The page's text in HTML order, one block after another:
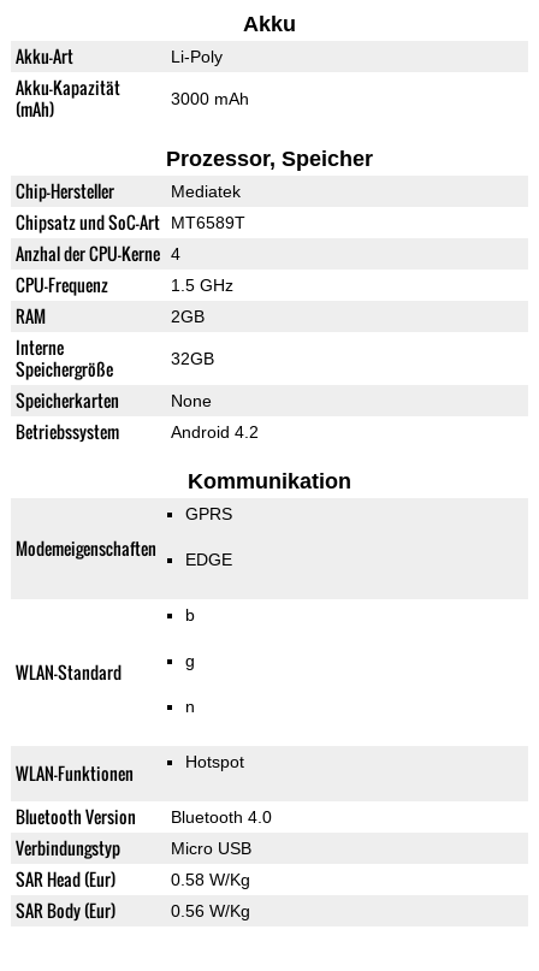
Akku
Akku-Art Li-Poly
Akku-Kapazität
(mAh)
3000 mAh
Prozessor, Speicher
Chip-Hersteller Mediatek
Chipsatz und SoC-Art MT6589T
Anzhal der CPU-Kerne 4
CPU-Frequenz 1.5 GHz
RAM 2GB
Interne
Speichergröße
32GB
Speicherkarten None
Betriebssystem Android 4.2
Kommunikation
Modemeigenschaften
GPRS
EDGE
WLAN-Standard
b
g
n
WLAN-Funktionen Hotspot
Bluetooth Version Bluetooth 4.0
Verbindungstyp Micro USB
SAR Head (Eur) 0.58 W/Kg
SAR Body (Eur) 0.56 W/Kg